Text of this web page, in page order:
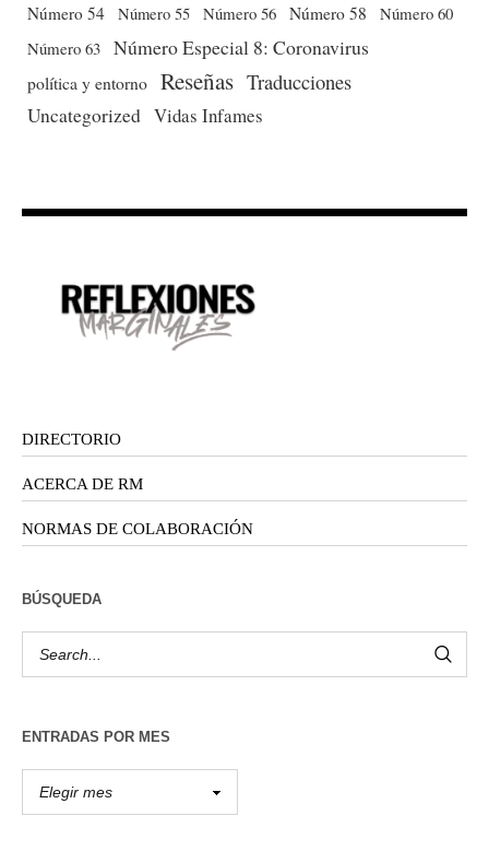
Número 54 Número 55 Número 56 Número 58
Número 60
Número 63 Número Especial 8: Coronavirus
política y entorno Reseñas Traducciones
Uncategorized Vidas Infames
DIRECTORIO
ACERCA DE RM
NORMAS DE COLABORACIÓN
BÚSQUEDA
ENTRADAS POR MES